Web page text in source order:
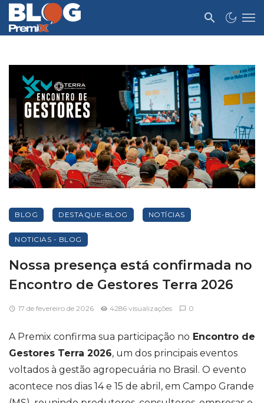
BLOG DESTAQUE-BLOG NOTÍCIAS
NOTICIAS - BLOG
Nossa presença está confirmada no
Encontro de Gestores Terra 2026
17 de fevereiro de 2026 4286 visualizações 0
A Premix confirma sua participação no Encontro de
Gestores Terra 2026, um dos principais eventos
voltados à gestão agropecuária no Brasil. O evento
acontece nos dias 14 e 15 de abril, em Campo Grande